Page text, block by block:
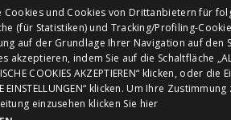
policy|cookie
Überprüfen Sie Ihre Cookie-
Barrierefreiheit
This site is protected by reCAPTCHA
PolicyandTerms of
mit Liebe von den Menschen
Cookies und Cookies von Drittanbietern für
(für Statistiken) und Tracking/Profiling-
auf der Grundlage Ihrer Navigation auf den
akzeptieren, indem Sie auf die Schaltfläche
COOKIES AKZEPTIEREN“ klicken, oder
EINSTELLUNGEN“ klicken. Um Ihre
einzusehen klicken Sie hier